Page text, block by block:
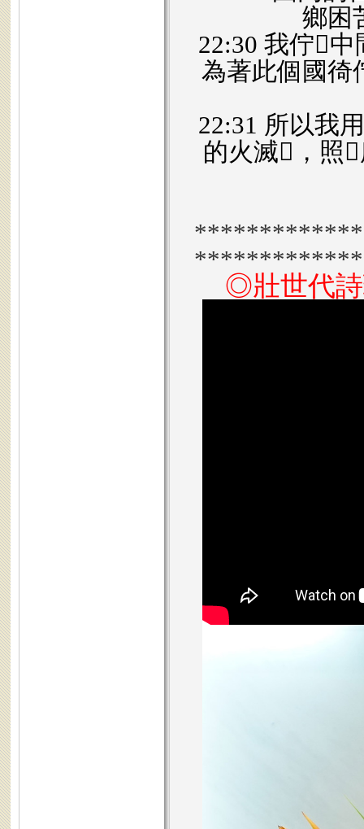
鄉困
22:30 我佇𪜶
為著此個國徛
22:31 所以我
的火滅𪜶，照
◎壯世代詩